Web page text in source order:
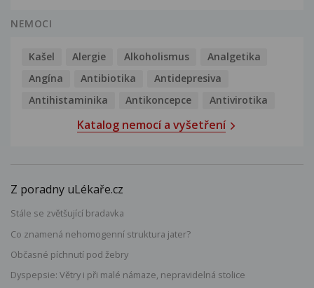
NEMOCI
Kašel Alergie Alkoholismus
Analgetika
Angína
Antibiotika
Antidepresiva
Antihistaminika
Antikoncepce Antivirotika
Katalog nemocí a vyšetření
Z poradny uLékaře.cz
Stále se zvětšující bradavka
Co znamená nehomogenní struktura jater?
Občasné píchnutí pod žebry
Dyspepsie: Větry i při malé námaze, nepravidelná stolice